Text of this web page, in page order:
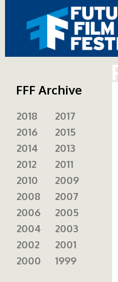
FFF Archive
2018
2017
2016
2015
2014
2013
2012
2011
2010
2009
2008
2007
2006
2005
2004
2003
2002
2001
2000
1999